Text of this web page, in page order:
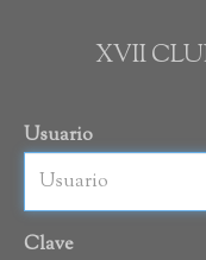
XVII
Usuario
Clave